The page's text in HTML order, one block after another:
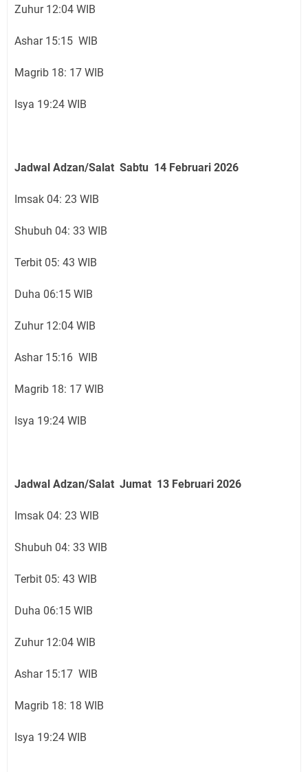
Zuhur 12:04 WIB
Ashar 15:15 WIB
Magrib 18: 17 WIB
Isya 19:24 WIB
Jadwal Adzan/Salat Sabtu 14 Februari 2026
Imsak 04: 23 WIB
Shubuh 04: 33 WIB
Terbit 05: 43 WIB
Duha 06:15 WIB
Zuhur 12:04 WIB
Ashar 15:16 WIB
Magrib 18: 17 WIB
Isya 19:24 WIB
Jadwal Adzan/Salat Jumat 13 Februari 2026
Imsak 04: 23 WIB
Shubuh 04: 33 WIB
Terbit 05: 43 WIB
Duha 06:15 WIB
Zuhur 12:04 WIB
Ashar 15:17 WIB
Magrib 18: 18 WIB
Isya 19:24 WIB